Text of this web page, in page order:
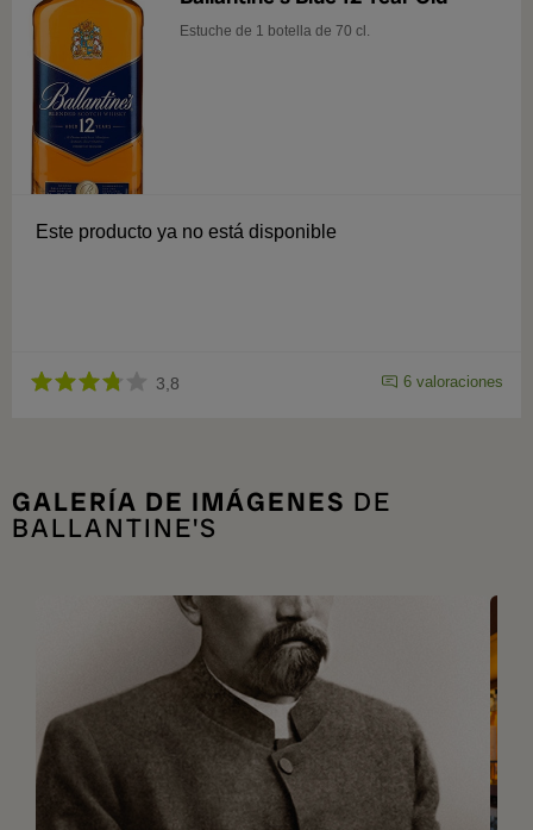
Estuche de 1 botella de 70 cl.
Este producto ya no está disponible
3,8 6 valoraciones
GALERÍA DE IMÁGENES DE
BALLANTINE'S